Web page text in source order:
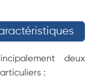
deux
: